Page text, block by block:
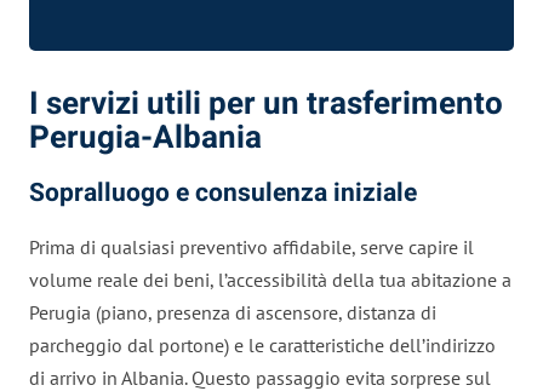
I servizi utili per un trasferimento
Perugia-Albania
Sopralluogo e consulenza iniziale
Prima di qualsiasi preventivo affidabile, serve capire il
volume reale dei beni, l’accessibilità della tua abitazione a
Perugia (piano, presenza di ascensore, distanza di
parcheggio dal portone) e le caratteristiche dell’indirizzo
di arrivo in Albania. Questo passaggio evita sorprese sul